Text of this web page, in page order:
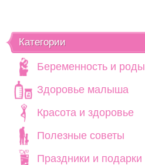
Категории
Беременность и роды
Здоровье малыша
Красота и здоровье
Полезные советы
Праздники и подарки